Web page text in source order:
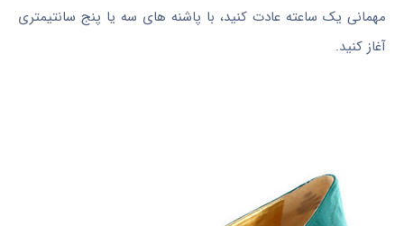
مهمانی یک ساعته عادت کنید، با پاشنه های سه یا پنج سانتیمتری
آغاز کنید.